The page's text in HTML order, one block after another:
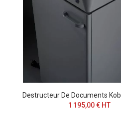
Destructeur De Documents
1 195,00 € HT